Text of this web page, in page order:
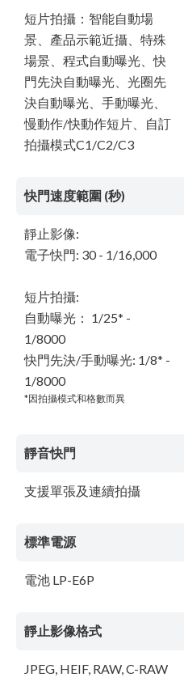
短片拍攝：智能自動場
景、產品示範近攝、特殊
場景、程式自動曝光、快
門先決自動曝光、光圈先
決自動曝光、手動曝光、
慢動作/快動作短片、自訂
拍攝模式C1/C2/C3
快門速度範圍 (秒)
靜止影像:
電子快門: 30 - 1/16,000
短片拍攝:
自動曝光： 1/25* -
1/8000
快門先決/手動曝光: 1/8* -
1/8000
*因拍攝模式和格數而異
靜音快門
支援單張及連續拍攝
標準電源
電池 LP-E6P
靜止影像格式
JPEG, HEIF, RAW, C-RAW